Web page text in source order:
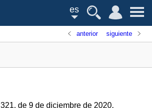
es
anterior siguiente
321, de 9 de diciembre de 2020,